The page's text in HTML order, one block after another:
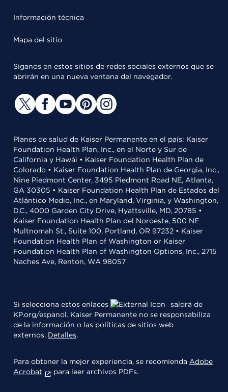
Información técnica
Mapa del sitio
Síganos en estos sitios de redes sociales externos que se
abrirán en una nueva ventana del navegador.
Planes de salud de Kaiser Permanente en el país: Kaiser
Foundation Health Plan, Inc., en el Norte y Sur de
California y Hawái • Kaiser Foundation Health Plan de
Colorado • Kaiser Foundation Health Plan de Georgia, Inc.,
Nine Piedmont Center, 3495 Piedmont Road NE, Atlanta,
GA 30305 • Kaiser Foundation Health Plan de Estados del
Atlántico Medio, Inc., en Maryland, Virginia, y Washington,
D.C., 4000 Garden City Drive, Hyattsville, MD, 20785 •
Kaiser Foundation Health Plan del Noroeste, 500 NE
Multnomah St., Suite 100, Portland, OR 97232 • Kaiser
Foundation Health Plan of Washington or Kaiser
Foundation Health Plan of Washington Options, Inc., 2715
Naches Ave, Renton, WA 98057
Si selecciona estos enlaces
saldrá de
KP.org/espanol. Kaiser Permanente no se responsabiliza
de la información o las políticas de sitios web
externos. Detalles.
Para obtener la mejor experiencia, se recomienda Adobe
Acrobat
para leer archivos PDFs.